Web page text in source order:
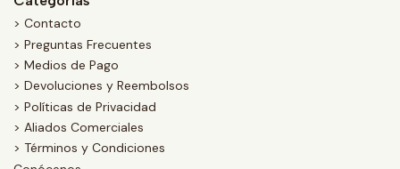
> Contacto
> Preguntas Frecuentes
> Medios de Pago
> Devoluciones y Reembolsos
> Políticas de Privacidad
> Aliados Comerciales
> Términos y Condiciones